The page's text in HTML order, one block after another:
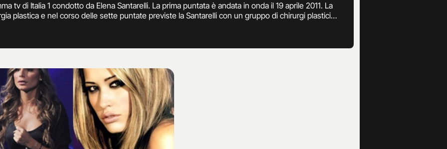
tv di Italia 1 condotto da Elena Santarelli. La prima puntata è andata in onda il 19 aprile 2011. La
plastica e nel corso delle sette puntate previste la Santarelli con un gruppo di chirurgi plastici
effettuati su pazienti che sono stati seguiti in tutto l’iter operatorio, dalle prime visite di routine,
fino ad arrivare alla fase post operatoria con dolori e gioie. L’obiettivo non è quello di